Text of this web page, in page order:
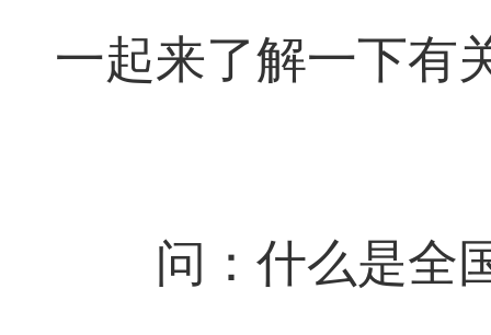
一起来了解一下有
问：什么是全